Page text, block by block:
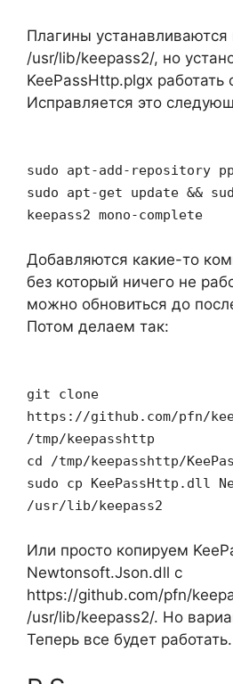
Плагины устанавливаются
/usr/lib/keepass2/, но
KeePassHttp.plgx работать
Исправляется это
sudo apt-add-repository
sudo apt-get update &&
keepass2 mono-complete
Добавляются какие-то
без который ничего не
можно обновиться до
Потом делаем так:
git clone
https://github.com/pfn/
/tmp/keepasshttp
cd /tmp/keepasshttp/
sudo cp KeePassHttp.dll
/usr/lib/keepass2
Или просто копируем
Newtonsoft.Json.dll с
https://github.com/pfn/
/usr/lib/keepass2/. Но
Теперь все будет работать.